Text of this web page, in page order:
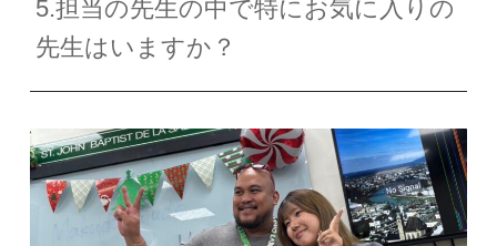
5.担当の先生の中で特にお気に入りの
先生はいますか？